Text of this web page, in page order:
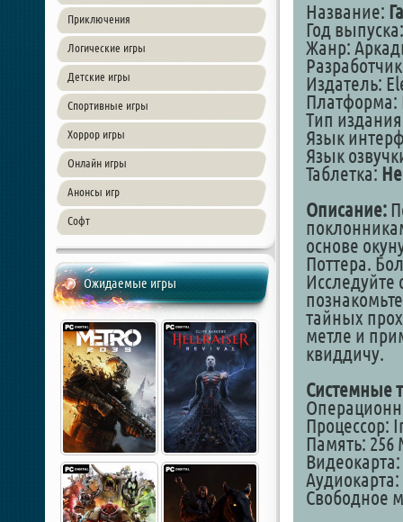
Приключения
Логические игры
Детские игры
Спортивные игры
Хоррор игры
Онлайн игры
Анонсы игр
Софт
Ожидаемые игры
Название:
Год
Жанр:
Издатель:
Платформа:
Тип
Язык
Язык
Таблетка:
Описание:
основе
Поттера.
Исследуйте
тайных
метле и
квиддичу.
Системные
Процессор:
Память:
Свободное